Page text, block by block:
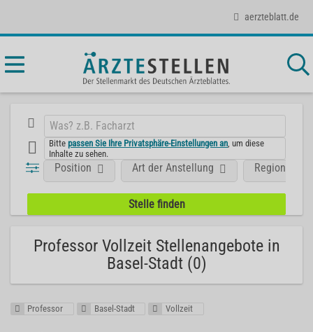
aerzteblatt.de
Bittepassen Sie Ihre Privatsphäre-Einstellungen an , um diese
Inhalte zu sehen.
Position Art der Anstellung Region
Professor Vollzeit Stellenangebote in
Basel-Stadt (0)
Professor Basel-Stadt Vollzeit